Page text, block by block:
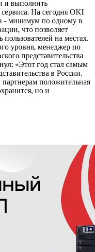
и выполнить
На сегодня OKI
- минимум по одному в
что позволяет
на местах.
уровня, менеджер по
представительства
«Этот год стал самым
в России.
положительная
но и